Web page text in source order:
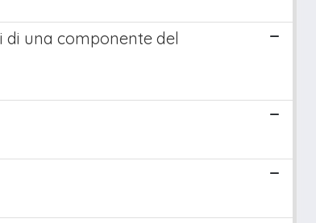
una componente del